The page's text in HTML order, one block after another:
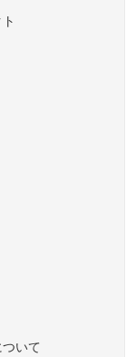
いて